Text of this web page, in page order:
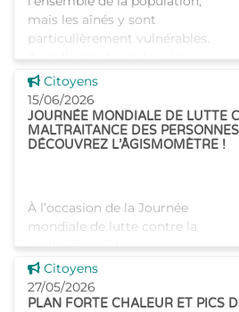
mais les aînés y sont
particulièrement vulnérables.
Avec l’avancée en âge, les
mécanismes de thermo
Voir cette news
Citoyens
15/06/2026
JOURNÉE MONDIALE DE LUTTE
MALTRAITANCE DES
DÉCOUVREZ L’ÂGISMOMÈTRE !
À l’occasion de la Journée
mondiale de lutte contre la
maltraitance des personnes
âgées, plusieurs associations
belges, dont l’asbl Infor-
Homes-Info qui est subsidiée
Voir cette news
Citoyens
27/05/2026
PLAN FORTE CHALEUR ET PICS